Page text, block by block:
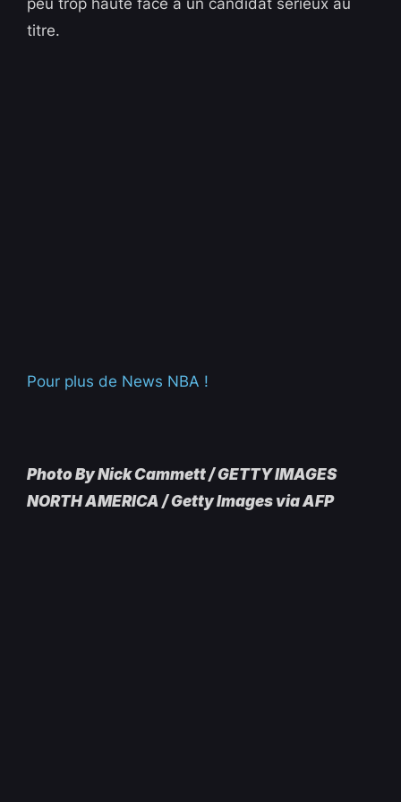
peu trop haute face à un candidat sérieux au
titre.
Pour plus de News NBA !
Photo By Nick Cammett / GETTY IMAGES
NORTH AMERICA / Getty Images via AFP